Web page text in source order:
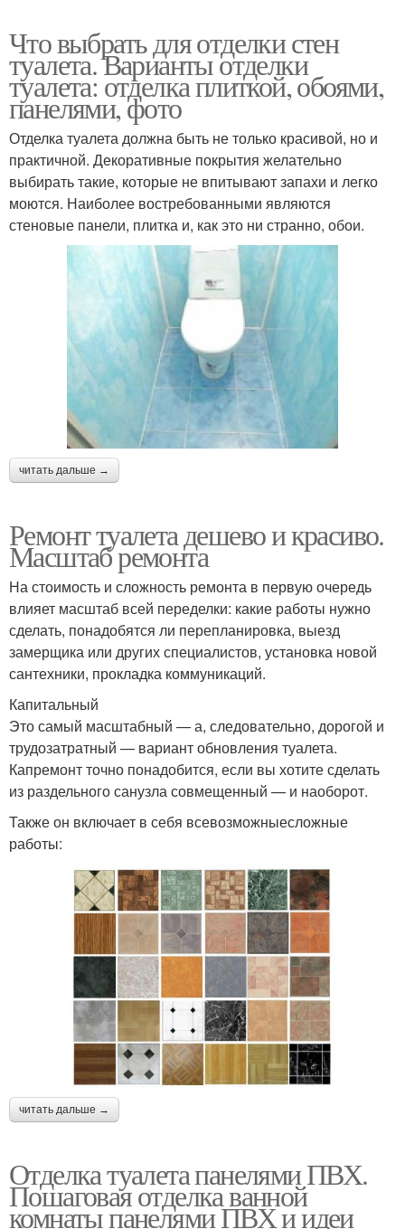
Что выбрать для отделки стен
туалета. Варианты отделки
туалета: отделка плиткой, обоями,
панелями, фото
Отделка туалета должна быть не только красивой, но и
практичной. Декоративные покрытия желательно
выбирать такие, которые не впитывают запахи и легко
моются. Наиболее востребованными являются
стеновые панели, плитка и, как это ни странно, обои.
читать дальше →
Ремонт туалета дешево и красиво.
Масштаб ремонта
На стоимость и сложность ремонта в первую очередь
влияет масштаб всей переделки: какие работы нужно
сделать, понадобятся ли перепланировка, выезд
замерщика или других специалистов, установка новой
сантехники, прокладка коммуникаций.
Капитальный
Это самый масштабный — а, следовательно, дорогой и
трудозатратный — вариант обновления туалета.
Капремонт точно понадобится, если вы хотите сделать
из раздельного санузла совмещенный — и наоборот.
Также он включает в себя всевозможныесложные
работы:
читать дальше →
Отделка туалета панелями ПВХ.
Пошаговая отделка ванной
комнаты панелями ПВХ и идеи